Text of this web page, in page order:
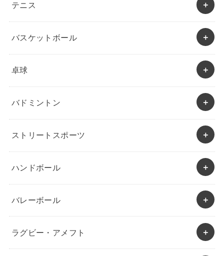
テニス
バスケットボール
卓球
バドミントン
ストリートスポーツ
ハンドボール
バレーボール
ラグビー・アメフト